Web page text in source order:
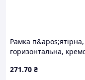
Рамка п&apos;ятірна,
горизонтальна,
вставками MDR
271.70 ₴